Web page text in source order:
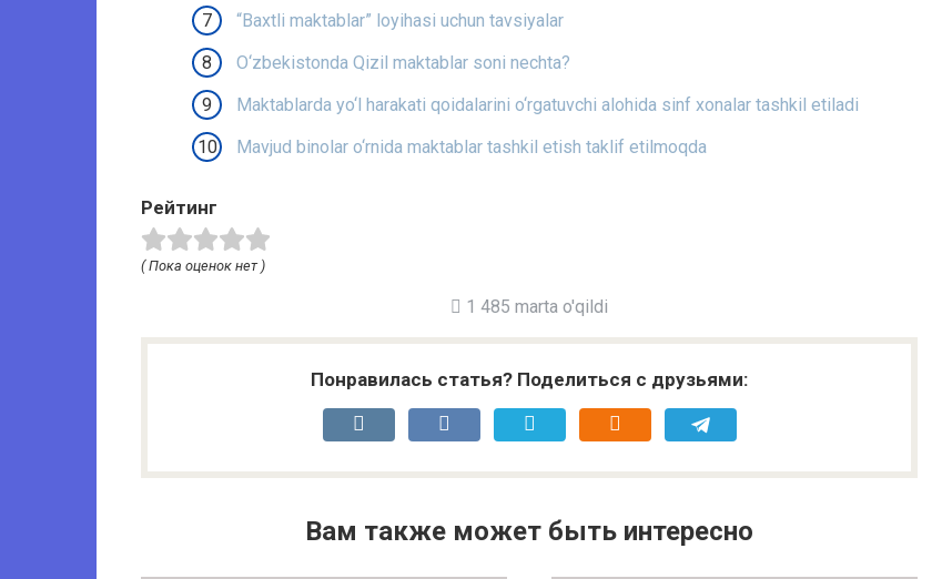
“Baxtli maktablar” loyihasi uchun tavsiyalar
O‘zbekistonda Qizil maktablar soni nechta?
Maktablarda yo‘l harakati qoidalarini o‘rgatuvchi alohida sinf xonalar tashkil etiladi
Mavjud binolar o‘rnida maktablar tashkil etish taklif etilmoqda
Рейтинг
( Пока оценок нет )
1 485 marta o'qildi
Понравилась статья? Поделиться с друзьями:
Вам также может быть интересно